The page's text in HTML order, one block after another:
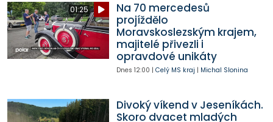
01:25
Na 70 mercedesů
projíždělo
Moravskoslezským krajem,
majitelé přivezli i
opravdové unikáty
Dnes 12:00 | Celý MS kraj | Michal Slonina
Divoký víkend v Jeseníkách.
Skoro dvacet mladých